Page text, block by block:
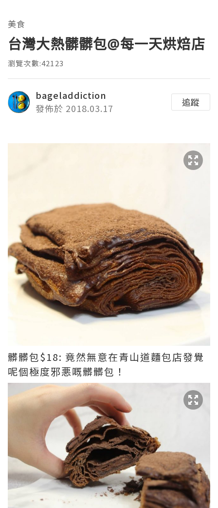
美食
台灣大熱髒髒包@每一天烘焙店
瀏覽次數:42123
bageladdiction
發佈於 2018.03.17
追蹤
髒髒包$18: 竟然無意在青山道麵包店發覺
呢個極度邪悪嘅髒髒包！